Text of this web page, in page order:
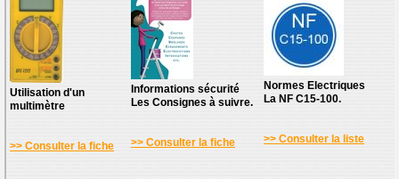
Utilisation d'un
multimètre
>> Consulter la fiche
Informations sécurité
Les Consignes à suivre.
>> Consulter la fiche
Normes Electriques
La NF C15-100.
>> Consulter la liste